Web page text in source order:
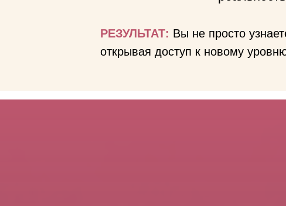
РЕЗУЛЬТАТ: Вы не просто
открывая доступ к новому